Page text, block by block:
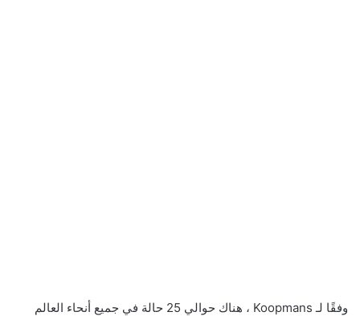
وفقًا لـ Koopmans ، هناك حوالي 25 حالة في جميع أنحاء العالم